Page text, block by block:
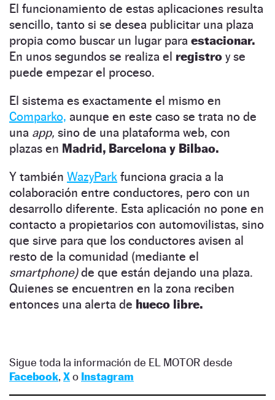
El funcionamiento de estas aplicaciones resulta
sencillo, tanto si se desea publicitar una plaza
propia como buscar un lugar para estacionar.
En unos segundos se realiza el registro y se
puede empezar el proceso.
El sistema es exactamente el mismo en
Comparko, aunque en este caso se trata no de
una app, sino de una plataforma web, con
plazas en Madrid, Barcelona y Bilbao.
Y también WazyPark funciona gracia a la
colaboración entre conductores, pero con un
desarrollo diferente. Esta aplicación no pone en
contacto a propietarios con automovilistas, sino
que sirve para que los conductores avisen al
resto de la comunidad (mediante el
smartphone)de que están dejando una plaza.
Quienes se encuentren en la zona reciben
entonces una alerta de hueco libre.
Sigue toda la información de EL MOTOR desde
Facebook, Xo Instagram